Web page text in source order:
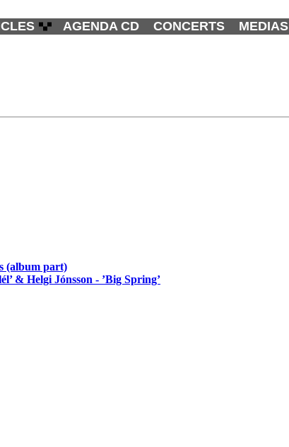
AGENDA CD CONCERTS MEDIAS
(album part)
& Helgi Jónsson - ’Big Spring’